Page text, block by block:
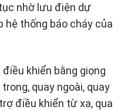
nhờ lưu điện dự
hệ thống báo cháy của
khiển bằng giọng
quay ngoài, quay
điều khiển từ xa, qua